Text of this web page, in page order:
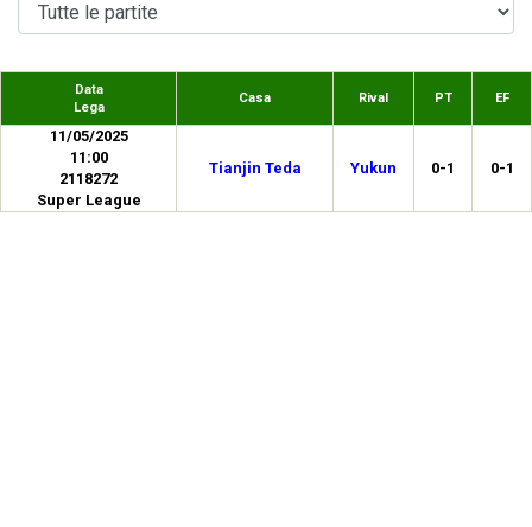
Data
Lega
Casa Rival PT EF
11/05/2025
11:00
2118272
Super League
Tianjin Teda Yukun 0-1 0-1